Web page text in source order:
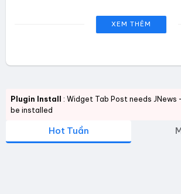
XEM THÊM
Plugin Install
: Widget Tab Post needs JNews
be installed
Hot Tuần